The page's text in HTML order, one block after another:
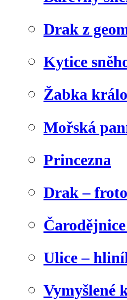
Drak z
Kytice
Žabka
Mořská
Princezna
Drak –
Ulice –
Vymyšlené